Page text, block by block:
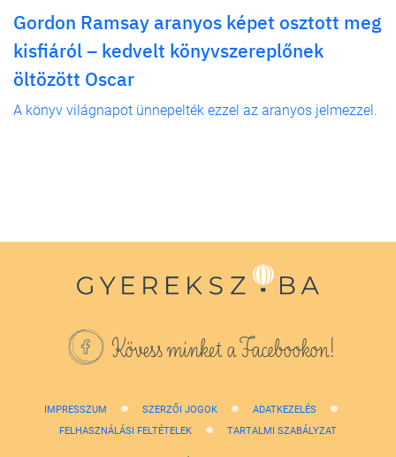
Gordon Ramsay aranyos képet osztott meg
kisfiáról – kedvelt könyvszereplőnek
öltözött Oscar
A könyv világnapot ünnepelték ezzel az aranyos jelmezzel.
Kövess minket a Facebookon!
IMPRESSZUM SZERZŐI JOGOK
ADATKEZELÉS
FELHASZNÁLÁSI FELTÉTELEK
TARTALMI SZABÁLYZAT